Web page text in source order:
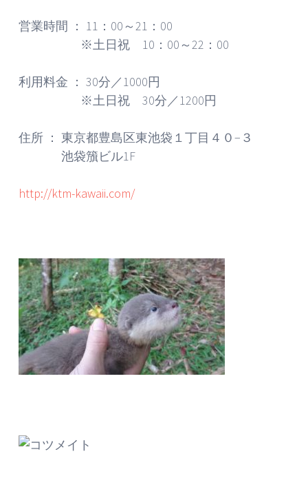
営業時間 ： 11：00～21：00
※土日祝 10：00～22：00
利用料金 ： 30分／1000円
※土日祝 30分／1200円
住所 ： 東京都豊島区東池袋１丁目４０−３
池袋籏ビル1F
http://ktm-kawaii.com/